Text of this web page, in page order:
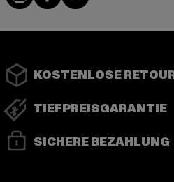
KOSTENLOSE
TIEFPREISGARANTIE
SICHERE BEZAHLUNG